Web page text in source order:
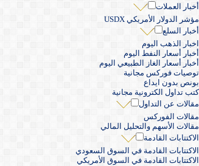
أخبار العملات
مؤشر الدولار الأمريكي USDX
أخبار السلع
اخبار الذهب اليوم
أخبار أسعار النفط اليوم
أخبار أسعار الغاز الطبيعي اليوم
توصيات فوركس مجانية
بونص بدون ايداع
كتب تداول الكترونية مجانية
مقالات عن التداول
مقالات الفوركس
مقالات الأسهم والتحليل المالي
الاكتتابات القادمة
الاكتتابات القادمة في السوق السعودي
الاكتتابات القادمة في السوق الأمريكي